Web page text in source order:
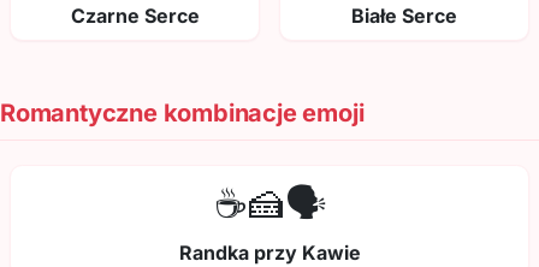
Czarne Serce Białe Serce
Romantyczne kombinacje emoji
☕🍰🗣️
Randka przy Kawie